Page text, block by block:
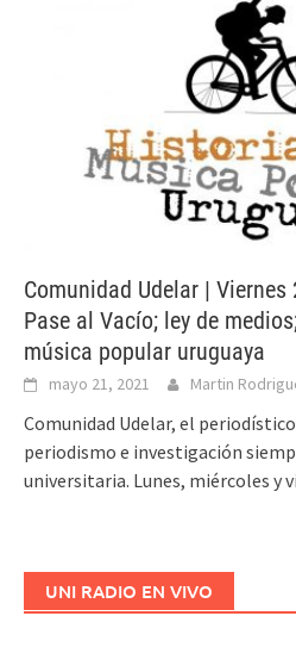
Comunidad Udelar | Viernes
Pase al Vacío; ley de
música popular uruguaya
mayo 21, 2021 Martin
Comunidad Udelar, el
periodismo e investigación
universitaria. Lunes, miércoles y
UNI RADIO EN VIVO